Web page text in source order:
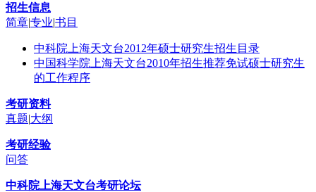
招生信息
简章|专业|书目
中科院上海天文台2012年硕士研究生招生目录
中国科学院上海天文台2010年招生推荐免试硕士研究生
的工作程序
考研资料
真题|大纲
考研经验
问答
中科院上海天文台考研论坛